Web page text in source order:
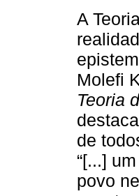
A
Molefi
Teoria
de
“[...]
povo